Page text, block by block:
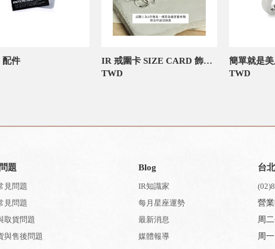
配件
IR 戒圍卡 SIZE CARD 飾品禮物包裝
TWD
TWD
題
見問題
見問題
取貨問題
與售後問題
Blog
IR知識家
每月星座運勢
最新消息
媒體報導
台
營
周
周